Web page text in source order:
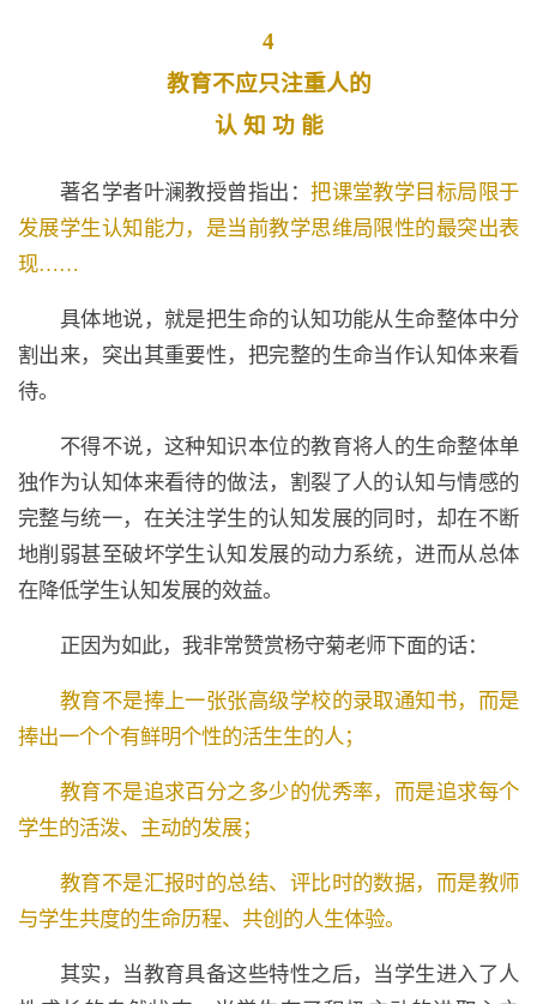
4
教育不应只注重人的
认 知 功 能
著名学者叶澜教授曾指出：把课堂教学目标局限于
发展学生认知能力，是当前教学思维局限性的最突出表
现……
具体地说，就是把生命的认知功能从生命整体中分
割出来，突出其重要性，把完整的生命当作认知体来看
待。
不得不说，这种知识本位的教育将人的生命整体单
独作为认知体来看待的做法，割裂了人的认知与情感的
完整与统一，在关注学生的认知发展的同时，却在不断
地削弱甚至破坏学生认知发展的动力系统，进而从总体
在降低学生认知发展的效益。
正因为如此，我非常赞赏杨守菊老师下面的话：
教育不是捧上一张张高级学校的录取通知书，而是
捧出一个个有鲜明个性的活生生的人；
教育不是追求百分之多少的优秀率，而是追求每个
学生的活泼、主动的发展；
教育不是汇报时的总结、评比时的数据，而是教师
与学生共度的生命历程、共创的人生体验。
其实，当教育具备这些特性之后，当学生进入了人